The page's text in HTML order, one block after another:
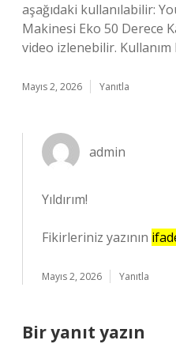
aşağıdaki kullanılabilir:
Makinesi Eko 50 Derece
video izlenebilir. Kullanım
Mayıs 2, 2026 Yanıtla
admin
Yıldırım!
Fikirleriniz yazının
Mayıs 2, 2026 Yanıtla
Bir yanıt yazın